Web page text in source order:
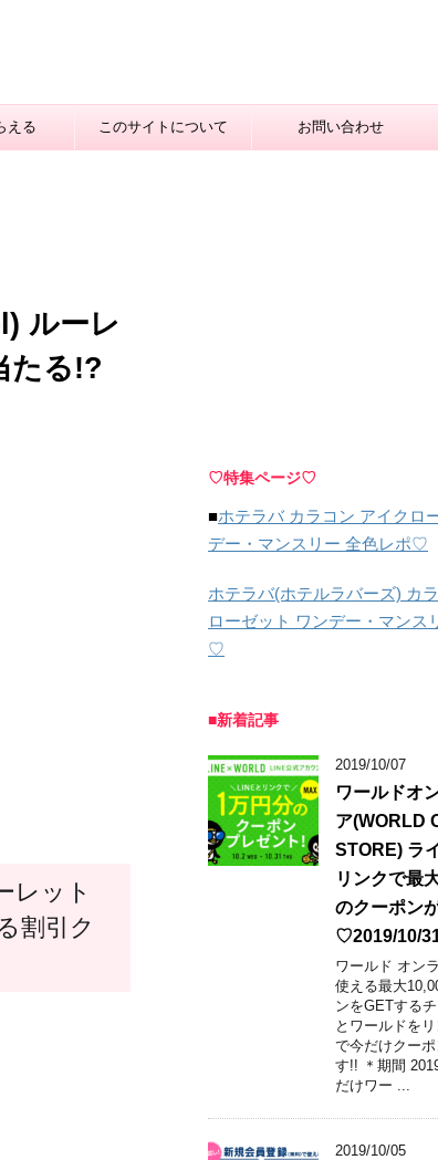
える このサイトについて お問い合わせ
ルーレ
たる!?
レット
割引ク
♡特集ページ♡
■ホテラバ カラコン アイクロ
デー・マンスリー 全色レポ♡
ホテラバ(ホテルラバーズ) カ
ローゼット ワンデー・マンス
♡
■新着記事
2019/10/07
ワールドオ
ア(WORLD
STORE) ラ
リンクで最
のクーポン
♡2019/10/
ワールド オン
使える最大
ンをGETする
とワールドを
で今だけクー
す!! ＊期間
だけワー ...
2019/10/05